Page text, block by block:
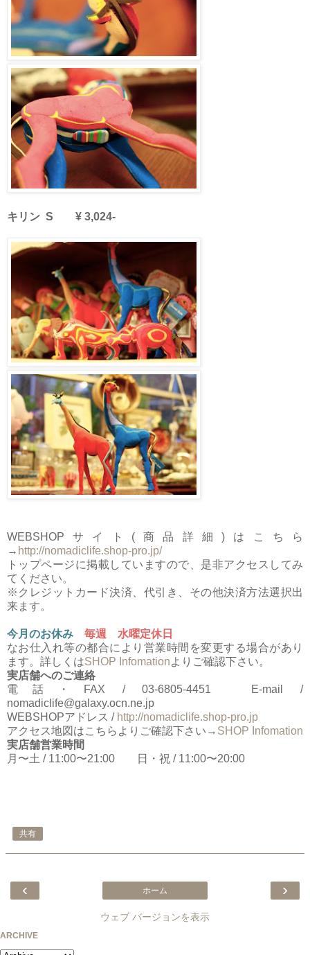
キリン S ¥ 3,024-
WEBSHOPサイト(商品詳細)はこちら
→ http://nomadiclife.shop-pro.jp/
トップページに掲載していますので、是非アクセスしてみ
てください。
※クレジットカード決済、代引き、その他決済方法選択出
来ます。
今月のお休み
毎週 水曜定休日
なお仕入れ等の都合により営業時間を変更する場合があり
ます。詳しくはSHOP Infomationよりご確認下さい。
実店舗へのご連絡
電話・FAX / 03-6805-4451 E-mail /
nomadiclife@galaxy.ocn.ne.jp
WEBSHOPアドレス / http://nomadiclife.shop-pro.jp
アクセス地図はこちらよりご確認下さい→ SHOP Infomation
実店舗営業時間
月〜土 / 11:00〜21:00 日・祝 / 11:00〜20:00
共有
‹ ›
ホーム
ウェブ バージョンを表示
ARCHIVE